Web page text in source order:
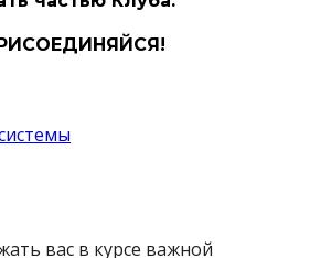
вас в курсе важной